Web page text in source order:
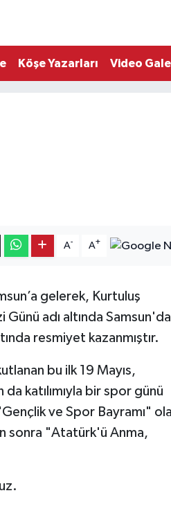
Köşe Yazarları Video
A- A+
gelerek, Kurtuluş
Günü adı altında Samsun'da
resmiyet kazanmıştır.
bu ilk 19 Mayıs,
katılımıyla bir spor günü
ve Spor Bayramı"
sonra "Atatürk'ü Anma,